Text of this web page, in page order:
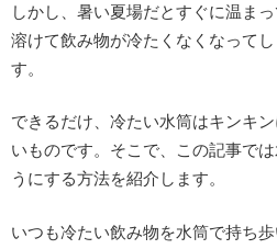
しかし、暑い夏場だとすぐに温ま
溶けて飲み物が冷たくなくなって
す。
できるだけ、冷たい水筒はキンキ
いものです。そこで、この記事で
うにする方法を紹介します。
いつも冷たい飲み物を水筒で持ち